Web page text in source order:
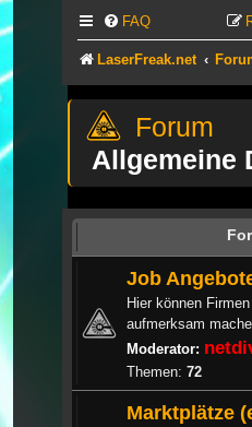
FAQ
LaserFreak.net
Allgemeine
Job
Hier können
aufmerksam
Moderator:
Themen: 72
Marktplätze